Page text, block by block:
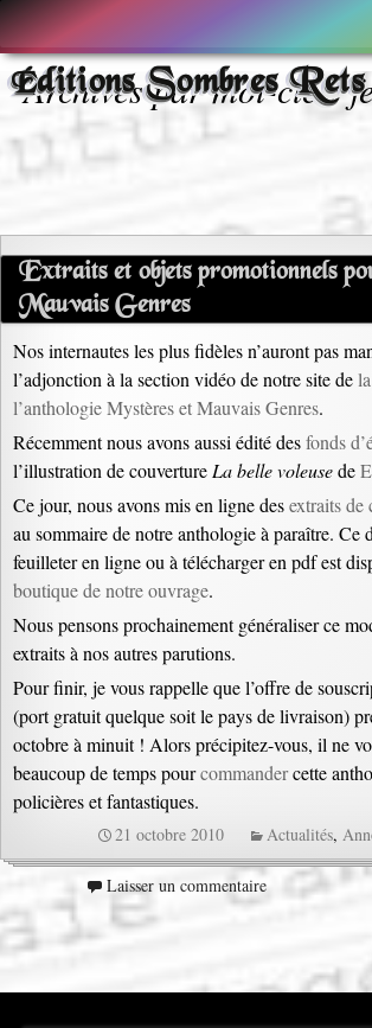
Aller
au
contenu
Éditions Sombres Rets
Archives par mot-clé :
Extraits et objets promotionnels
Mauvais Genres
Nos internautes les plus fidèles n’auront pas
l’adjonction à la section vidéo de notre site de
l’anthologie Mystères et Mauvais Genres.
Récemment nous avons aussi édité desfonds
l’illustration de couverture La belle voleusede
Ce jour, nous avons mis en ligne desextraits de
au sommaire de notre anthologie à paraître. Ce
feuilleter en ligne ou à télécharger en pdf est
boutique de notre ouvrage.
Nous pensons prochainement généraliser ce
extraits à nos autres parutions.
Pour finir, je vous rappelle que l’offre de
(port gratuit quelque soit le pays de livraison)
octobre à minuit ! Alors précipitez-vous, il ne
beaucoup de temps pourcommandercette
policières et fantastiques.
21 octobre 2010 Actualités,
Laisser un commentaire